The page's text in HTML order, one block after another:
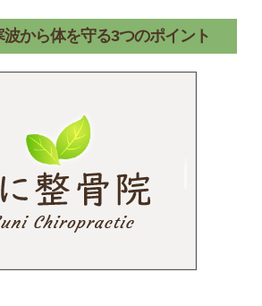
から体を守る3つのポイント